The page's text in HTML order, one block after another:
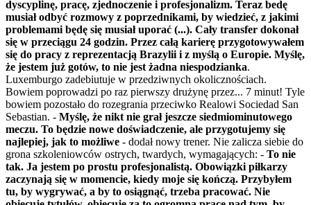
dyscyplinę, pracę, zjednoczenie i profesjonalizm. Teraz bedę
musiał odbyć rozmowy z poprzednikami, by wiedzieć, z jakimi
problemami będę się musiał uporać (...). Cały transfer dokonał
się w przeciągu 24 godzin. Przez całą karierę przygotowywałem
się do pracy z reprezentacją Brazylii i z myślą o Europie. Myślę,
że jestem już gotów, to nie jest żadna niespodzianka.
Luxemburgo zadebiutuje w przedziwnych okolicznościach.
Bowiem poprowadzi po raz pierwszy drużynę przez... 7 minut! Tyle
bowiem pozostało do rozegrania przeciwko Realowi Sociedad San
Sebastian. - Myślę, że nikt nie grał jeszcze siedmiominutowego
meczu. To będzie nowe doświadczenie, ale przygotujemy się
najlepiej, jak to możliwe - dodał nowy trener. Nie zalicza siebie do
grona szkoleniowców ostrych, twardych, wymagających: - To nie
tak. Ja jestem po prostu profesjonalistą. Obowiązki piłkarzy
zaczynają się w momencie, kiedy moje się kończą. Przybyłem
tu, by wygrywać, a by to osiągnąć, trzeba pracować. Nie